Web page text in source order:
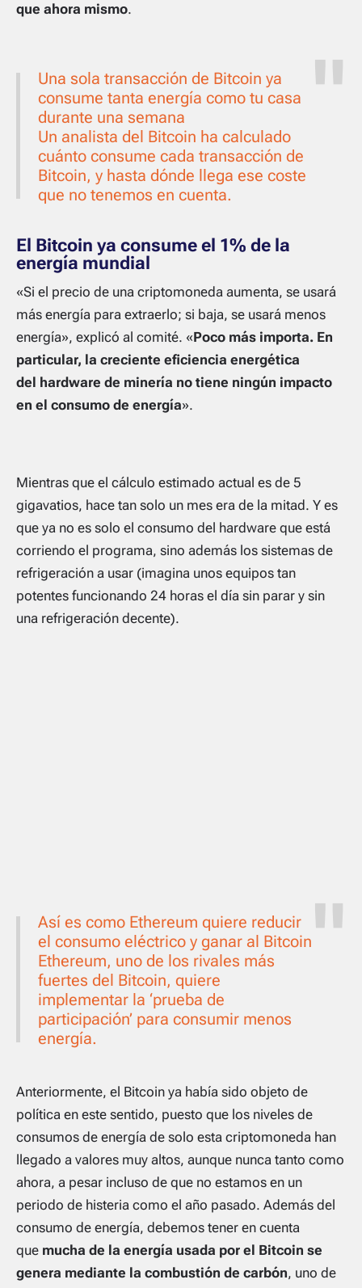
que ahora mismo.
Una sola transacción de Bitcoin ya
consume tanta energía como tu casa
durante una semana
Un analista del Bitcoin ha calculado
cuánto consume cada transacción de
Bitcoin, y hasta dónde llega ese coste
que no tenemos en cuenta.
El Bitcoin ya consume el 1% de la
energía mundial
«Si el precio de una criptomoneda aumenta, se usará
más energía para extraerlo; si baja, se usará menos
energía», explicó al comité. «Poco más importa. En
particular, la creciente eficiencia energética
del hardware de minería no tiene ningún impacto
en el consumo de energía».
Mientras que el cálculo estimado actual es de 5
gigavatios, hace tan solo un mes era de la mitad. Y es
que ya no es solo el consumo del hardware que está
corriendo el programa, sino además los sistemas de
refrigeración a usar (imagina unos equipos tan
potentes funcionando 24 horas el día sin parar y sin
una refrigeración decente).
Así es como Ethereum quiere reducir
el consumo eléctrico y ganar al Bitcoin
Ethereum, uno de los rivales más
fuertes del Bitcoin, quiere
implementar la ‘prueba de
participación’ para consumir menos
energía.
Anteriormente, el Bitcoin ya había sido objeto de
política en este sentido, puesto que los niveles de
consumos de energía de solo esta criptomoneda han
llegado a valores muy altos, aunque nunca tanto como
ahora, a pesar incluso de que no estamos en un
periodo de histeria como el año pasado. Además del
consumo de energía, debemos tener en cuenta
que mucha de la energía usada por el Bitcoin se
genera mediante la combustión de carbón, uno de